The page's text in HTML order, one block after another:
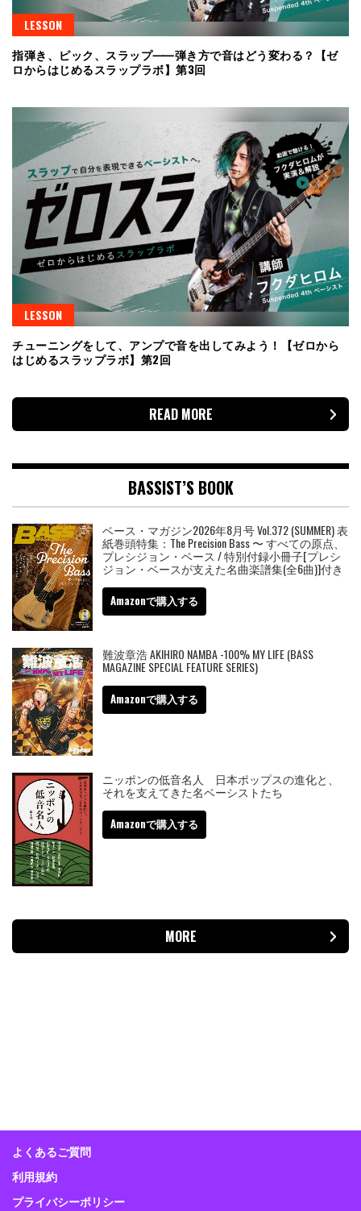
LESSON
指弾き、ピック、スラップ⸺弾き方で音はどう変わる？【ゼ
ロからはじめるスラップラボ】第3回
LESSON
チューニングをして、アンプで音を出してみよう！【ゼロから
はじめるスラップラボ】第2回
READ MORE
BASSIST’S BOOK
ベース・マガジン2026年8月号 Vol.372 (SUMMER) 表
紙巻頭特集：The Precision Bass 〜 すべての原点、
プレシジョン・ベース / 特別付録小冊子[プレシ
ジョン・ベースが支えた名曲楽譜集(全6曲)]付き
Amazonで購入する
難波章浩 AKIHIRO NAMBA -100% MY LIFE (BASS
MAGAZINE SPECIAL FEATURE SERIES)
Amazonで購入する
ニッポンの低音名人 日本ポップスの進化と、
それを支えてきた名ベーシストたち
Amazonで購入する
MORE
よくあるご質問
利用規約
プライバシーポリシー